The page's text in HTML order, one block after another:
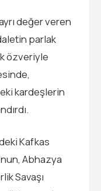
değer veren
parlak
özveriyle
kardeşlerin
Kafkas
Abhazya
Savaşı